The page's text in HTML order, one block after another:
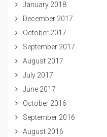
January 2018
December 2017
October 2017
September 2017
August 2017
July 2017
June 2017
October 2016
September 2016
August 2016